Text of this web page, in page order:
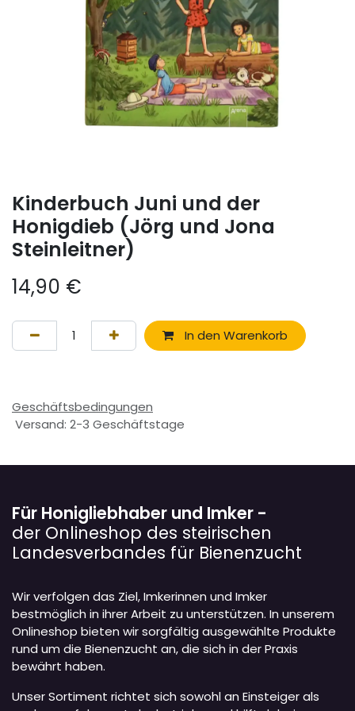
Kinderbuch Juni und der
Honigdieb (Jörg und Jona
Steinleitner)
14,90 €
In den Warenkorb
Geschäftsbedingungen
Versand: 2-3 Geschäftstage
Für Honigliebhaber und Imker -
der Onlineshop des steirischen
Landesverbandes für Bienenzucht
Wir verfolgen das Ziel, Imkerinnen und Imker
bestmöglich in ihrer Arbeit zu unterstützen. In unserem
Onlineshop bieten wir sorgfältig ausgewählte Produkte
rund um die Bienenzucht an, die sich in der Praxis
bewährt haben.
Unser Sortiment richtet sich sowohl an Einsteiger als